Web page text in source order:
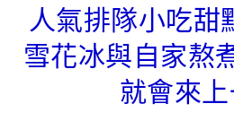
人氣排隊小吃甜
雪花冰與自家熬
就會來